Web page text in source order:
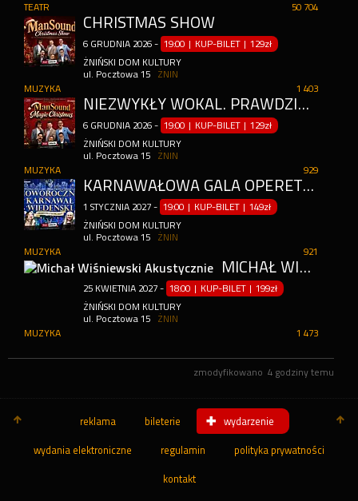
50 704
TEATR
CHRISTMAS SHOW
6 GRUDNIA 2026 - 19:00 | KUP-BILET |129zł
ŻNIŃSKI DOM KULTURY
ul. Pocztowa 15
ŻNIN
1 403
MUZYKA
NIEZWYKŁY WOKAL. PRAWDZIWE EMOCJE. MAGIA ŚWIĄT.
6 GRUDNIA 2026 - 19:00 | KUP-BILET |129zł
ŻNIŃSKI DOM KULTURY
ul. Pocztowa 15
ŻNIN
929
MUZYKA
KARNAWAŁOWA GALA OPERETKOWO-MUSICALOWA
1 STYCZNIA 2027 - 19:00 | KUP-BILET |149zł
ŻNIŃSKI DOM KULTURY
ul. Pocztowa 15
ŻNIN
921
MUZYKA
MICHAŁ WIŚNIEWSKI AKUSTYCZNIE
25 KWIETNIA 2027 - 18:00 | KUP-BILET |199zł
ŻNIŃSKI DOM KULTURY
ul. Pocztowa 15
ŻNIN
1 473
MUZYKA
zmodyfikowano 4 godziny temu
reklama bileterie wydarzenie
wydania elektroniczne regulamin polityka prywatności
kontakt